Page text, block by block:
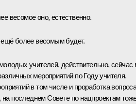
весомое оно, естественно.
более весомым будет.
учителей, действительно,
мероприятий по Году учителя.
в том числе и проработка
на последнем Совете по нацпроектам